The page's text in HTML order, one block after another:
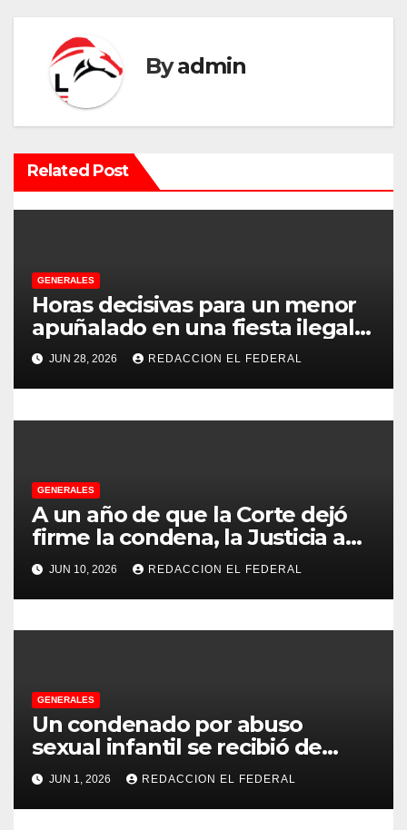
a
c
i
ó
n
e
e
n
t
r
d
a
s
Byadmin
Related Post
GENERALES
Horas decisivas para un menor
apuñalado en una fiesta ilegal
con más de 500 asistentes en
Chilecito
JUN 28, 2026 REDACCION EL FEDERAL
GENERALES
A un año de que la Corte dejó
firme la condena, la Justicia aún
no pudo decomisarle ni un peso
a CFK
JUN 10, 2026 REDACCION EL FEDERAL
GENERALES
Un condenado por abuso
sexual infantil se recibió de
psicopedagogo dentro del
Servicio Penitenciario de La
Rioja
JUN 1, 2026 REDACCION EL FEDERAL